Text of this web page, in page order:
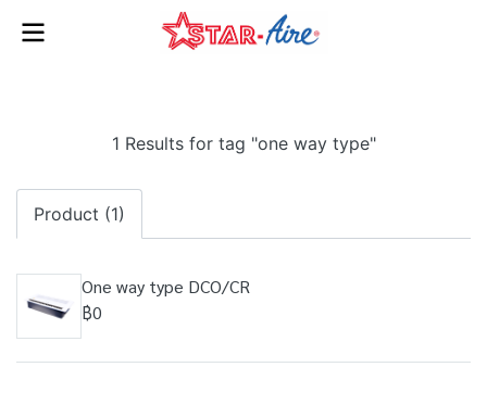
1 Results for tag "one way type"
Product (1)
One way type DCO/CR
฿0